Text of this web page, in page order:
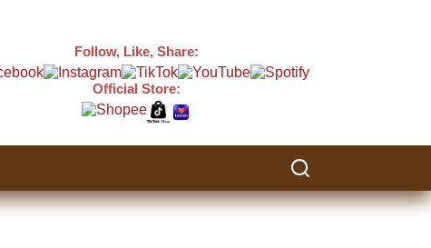
Follow, Like, Share:
Official Store: